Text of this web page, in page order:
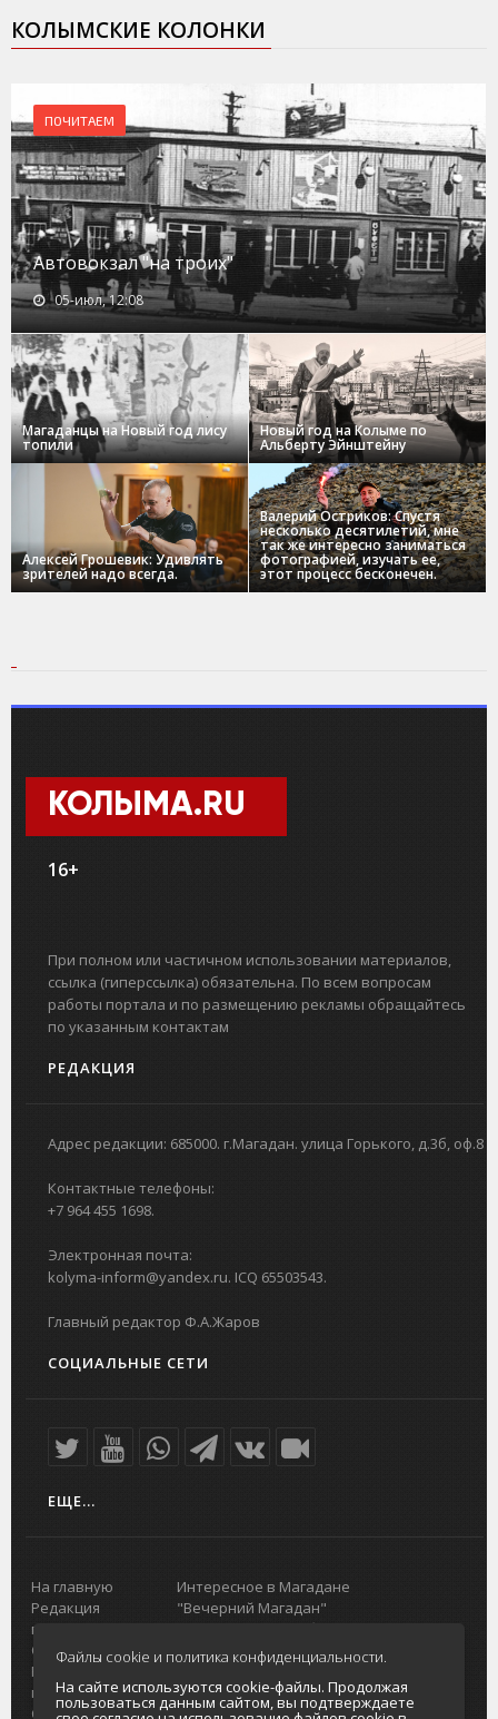
КОЛЫМСКИЕ КОЛОНКИ
ПОЧИТАЕМ
Автовокзал "на троих"
05-июл, 12:08
Магаданцы на Новый год лису
топили
Новый год на Колыме по
Альберту Эйнштейну
Алексей Грошевик: Удивлять
зрителей надо всегда.
Валерий Остриков: Спустя
несколько десятилетий, мне
так же интересно заниматься
фотографией, изучать ее,
этот процесс бесконечен.
КОЛЫМА.RU
16+
При полном или частичном использовании материалов,
ссылка (гиперссылка) обязательна. По всем вопросам
работы портала и по размещению рекламы обращайтесь
по указанным контактам
РЕДАКЦИЯ
Адрес редакции: 685000. г.Магадан. улица Горького, д.3б, оф.8
Контактные телефоны:
+7 964 455 1698.
Электронная почта:
kolyma-inform@yandex.ru. ICQ 65503543.
Главный редактор Ф.А.Жаров
СОЦИАЛЬНЫЕ СЕТИ
ЕЩЕ...
На главную
Редакция
портала
О проекте
Реклама на
портале
Отзывы и
Интересное в Магадане
"Вечерний Магадан"
Городская доска объявлений
Реклама
Главный туристический портал
Колымы
Политика в отношении обработки
Файлы cookie и политика конфиденциальности.
На сайте используются cookie-файлы. Продолжая
пользоваться данным сайтом, вы подтверждаете